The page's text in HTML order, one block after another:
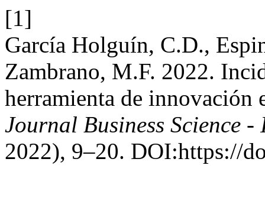
[1]
García Holguín, C.D.,
Zambrano, M.F. 2022.
herramienta de innovación
Journal Business Science
2022), 9–20. DOI:https://